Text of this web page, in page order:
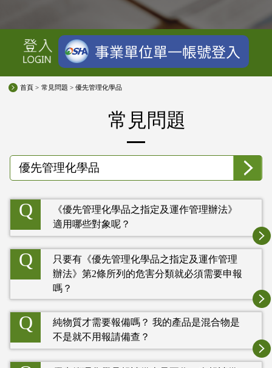
首頁 > 常見問題 > 優先管理化學品
常見問題
Q
《優先管理化學品之指定及運作管理辦法》
適用哪些對象呢？
Q
只要有《優先管理化學品之指定及運作管理
辦法》第2條所列的危害分類就必須需要申報
嗎？
Q
純物質才需要報備嗎？ 我的產品是混合物是
不是就不用報請備查？